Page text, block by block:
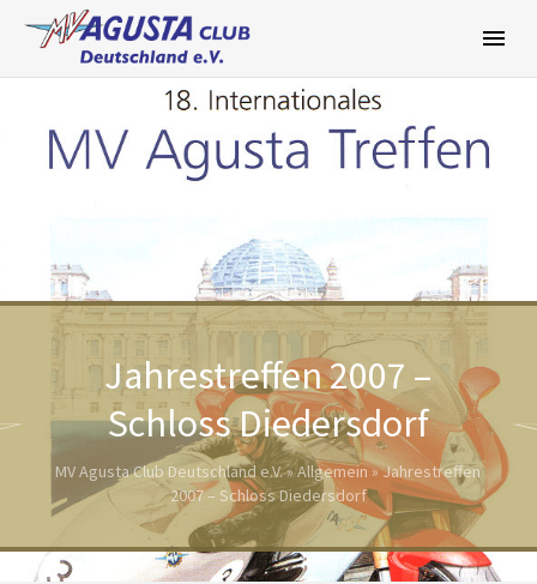
Inhalt
springen
Jahrestreffen 2007 –
Schloss Diedersdorf
MV Agusta Club Deutschland e.V.»Allgemein»Jahrestreffen
2007 – Schloss Diedersdorf